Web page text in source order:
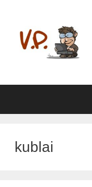
contenuto
kublai